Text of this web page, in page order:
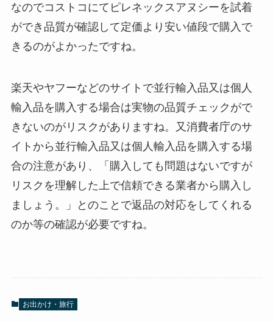
なのでコストコにてピレネックスアヌシーを試着
ができ品質が確認して定価より安い値段で購入で
きるのがよかったですね。
楽天やヤフーなどのサイトで並行輸入品又は個人
輸入品を購入する場合は実物の品質チェックがで
きないのがリスクがありますね。又消費者庁のサ
イトから並行輸入品又は個人輸入品を購入する場
合の注意があり、「購入しても問題はないですが
リスクを理解した上で信頼できる業者から購入し
ましょう。」とのことで返品の対応をしてくれる
のか等の確認が必要ですね。
お出かけ・旅行